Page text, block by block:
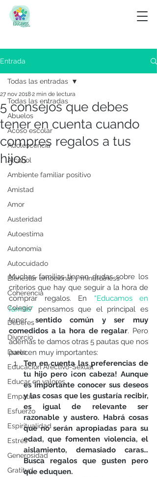
Entrada
Todas las entradas
Abuelos
Acoso escolar
Adolescencia
Alcohol
Ambiente familiar positivo
Amistad
Amor
Austeridad
Autoestima
Autonomía
Autocuidado
Bienestar emocional y mindfulness
Coherencia
Colegio
Deberes
Divorcio
Duelo
Educación Afectivo-Sexual
Educar en valores
Empatía
Esfuerzo
Espiritualidad
Estrés
Generosidad
Gratitud
Todas las entradas
5 consejos que debes
tener en cuenta cuando
compres regalos a tus
hijos
27 nov 20182 min de lectura
Muchas familias tienen dudas sobre los
criterios que hay que seguir a la hora de
comprar regalos. En “Educamos en
familia” pensamos que el principal es
tener sentido común y ser muy
comedidos a la hora de regalar. Pero
además te damos otras 5 pautas que nos
parecen muy importantes:
Ten en cuenta las preferencias de
tu hijo pero ¡con cabeza! Aunque
es importante conocer sus deseos
y las cosas que les gustaría recibir,
es igual de relevante ser
razonable y austero. Habrá cosas
que no serán apropiadas para su
edad, que fomenten violencia, el
aislamiento, demasiado caras…
Busca regalos que gusten pero
que eduquen.